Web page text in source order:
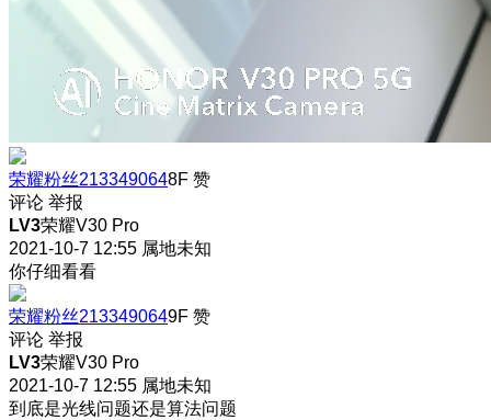
荣耀粉丝2133490648F 赞
评论 举报
LV3荣耀V30 Pro
2021-10-7 12:55 属地未知
你仔细看看
荣耀粉丝2133490649F 赞
评论 举报
LV3荣耀V30 Pro
2021-10-7 12:55 属地未知
到底是光线问题还是算法问题